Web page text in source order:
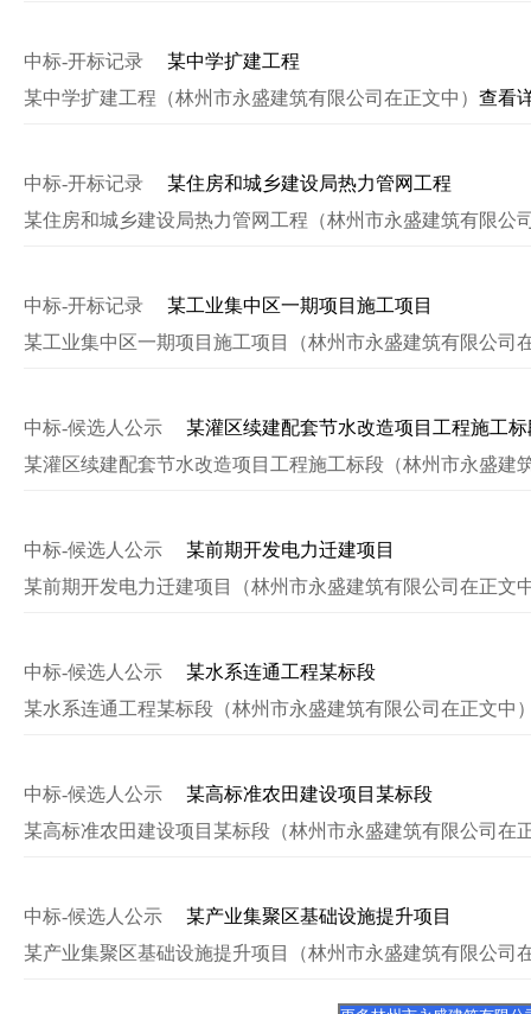
中标-开标记录
某中学扩建工程
某中学扩建工程（林州市永盛建筑有限公司在正文中） 查看
中标-开标记录
某住房和城乡建设局热力管网工程
某住房和城乡建设局热力管网工程（林州市永盛建筑有限公
中标-开标记录
某工业集中区一期项目施工项目
某工业集中区一期项目施工项目（林州市永盛建筑有限公司
中标-候选人公示
某灌区续建配套节水改造项目工程施工标
某灌区续建配套节水改造项目工程施工标段（林州市永盛建
中标-候选人公示
某前期开发电力迁建项目
某前期开发电力迁建项目（林州市永盛建筑有限公司在正文
中标-候选人公示
某水系连通工程某标段
某水系连通工程某标段（林州市永盛建筑有限公司在正文中
中标-候选人公示
某高标准农田建设项目某标段
某高标准农田建设项目某标段（林州市永盛建筑有限公司在
中标-候选人公示
某产业集聚区基础设施提升项目
某产业集聚区基础设施提升项目（林州市永盛建筑有限公司